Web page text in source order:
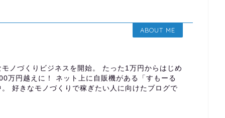
ABOUT ME
ノづくりビジネスを開始。 たった1万円からはじめ
万円越えに！ ネット上に自販機がある「すもーる
好きなモノづくりで稼ぎたい人に向けたブログで